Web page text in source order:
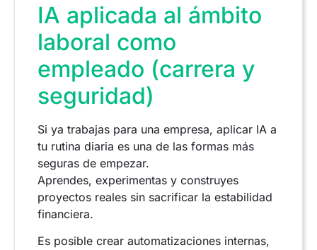
IA aplicada al ámbito
laboral como
empleado (carrera y
seguridad)
Si ya trabajas para una empresa, aplicar IA a
tu rutina diaria es una de las formas más
seguras de empezar.
Aprendes, experimentas y construyes
proyectos reales sin sacrificar la estabilidad
financiera.
Es posible crear automatizaciones internas,